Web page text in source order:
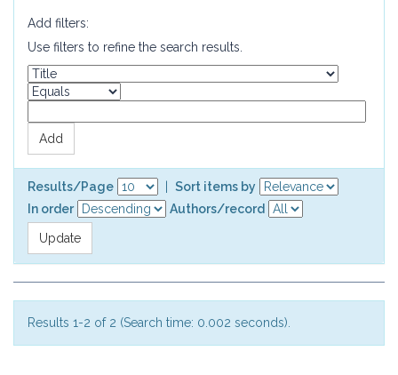
Add filters:
Use filters to refine the search results.
Results/Page
Sort items by
In order
Authors/record
Results 1-2 of 2 (Search time: 0.002 seconds).